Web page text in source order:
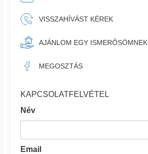
VISSZAHÍVÁST KÉREK
AJÁNLOM EGY ISMERŐSÖMNEK
MEGOSZTÁS
KAPCSOLATFELVÉTEL
Név
Email